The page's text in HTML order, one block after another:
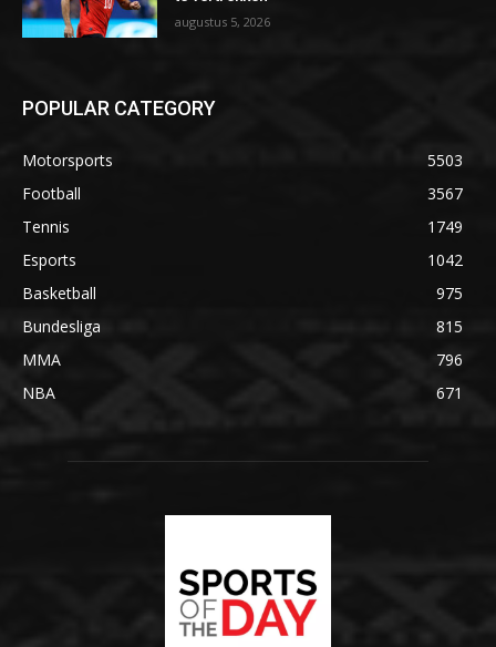
augustus 5, 2026
POPULAR CATEGORY
Motorsports
5503
Football
3567
Tennis
1749
Esports
1042
Basketball
975
Bundesliga
815
MMA
796
NBA
671